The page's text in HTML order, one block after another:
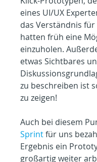
eines UI/UX
das Verständnis
hatten früh eine
einzuholen.
etwas Sichtbares
zu beschreiben ist
zu zeigen!
Auch bei diesem
Sprint für uns
Ergebnis ein
großartig weiter